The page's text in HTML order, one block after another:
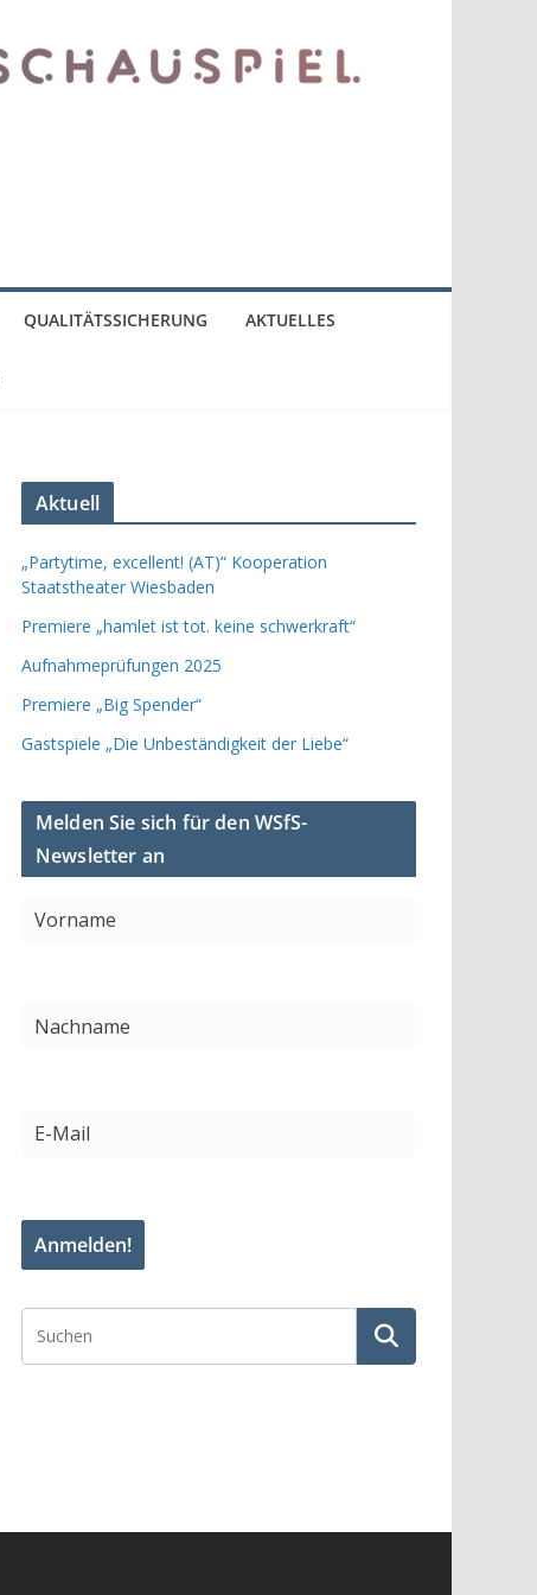
QUALITÄTSSICHERUNG AKTUELLES
Aktuell
„Partytime, excellent! (AT)“ Kooperation
Staatstheater Wiesbaden
Premiere „hamlet ist tot. keine schwerkraft“
Aufnahmeprüfungen 2025
Premiere „Big Spender“
Gastspiele „Die Unbeständigkeit der Liebe“
Melden Sie sich für den WSfS-
Newsletter an